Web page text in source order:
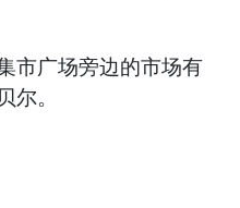
市广场旁边的市场有
尔。